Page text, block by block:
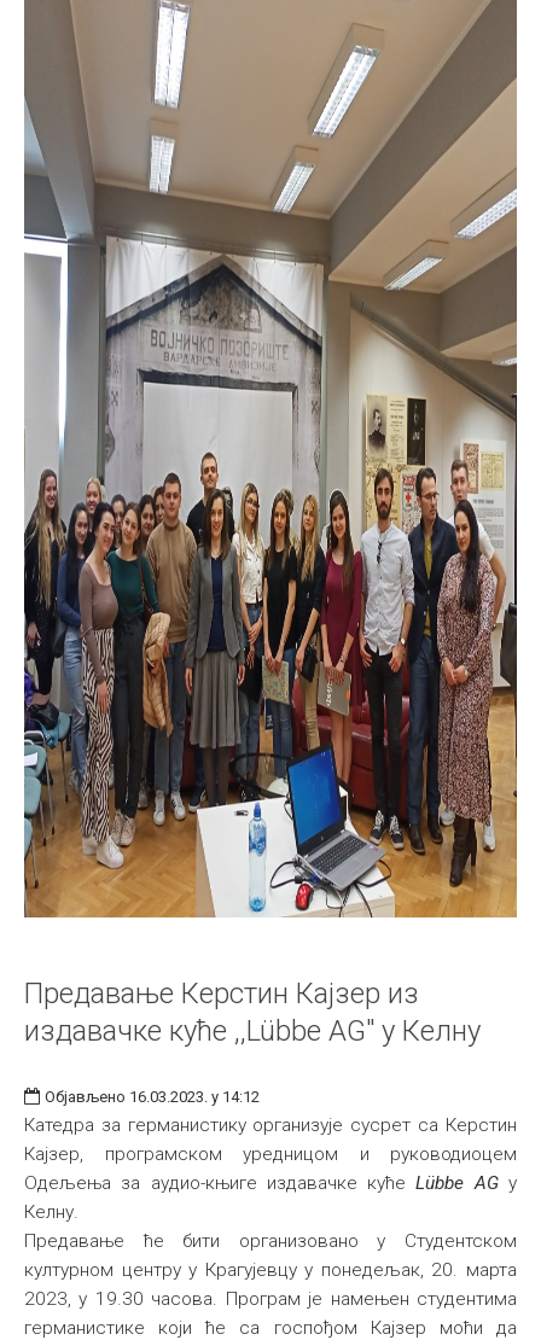
Предавање Керстин Кајзер из
издавачке куће ,,Lübbe AG" у Келну
Објављено 16.03.2023. у 14:12
Катедра за германистику организује сусрет са Керстин
Кајзер, програмском уредницом и руководиоцем
Одељења за аудио-књиге издавачке кућеLübbe AGу
Келну.
Предавање ће бити организовано у Студентском
културном центру у Крагујевцу у понедељак, 20. марта
2023, у 19.30 часова. Програм је намењен студентима
германистике који ће са госпођом Кајзер моћи да